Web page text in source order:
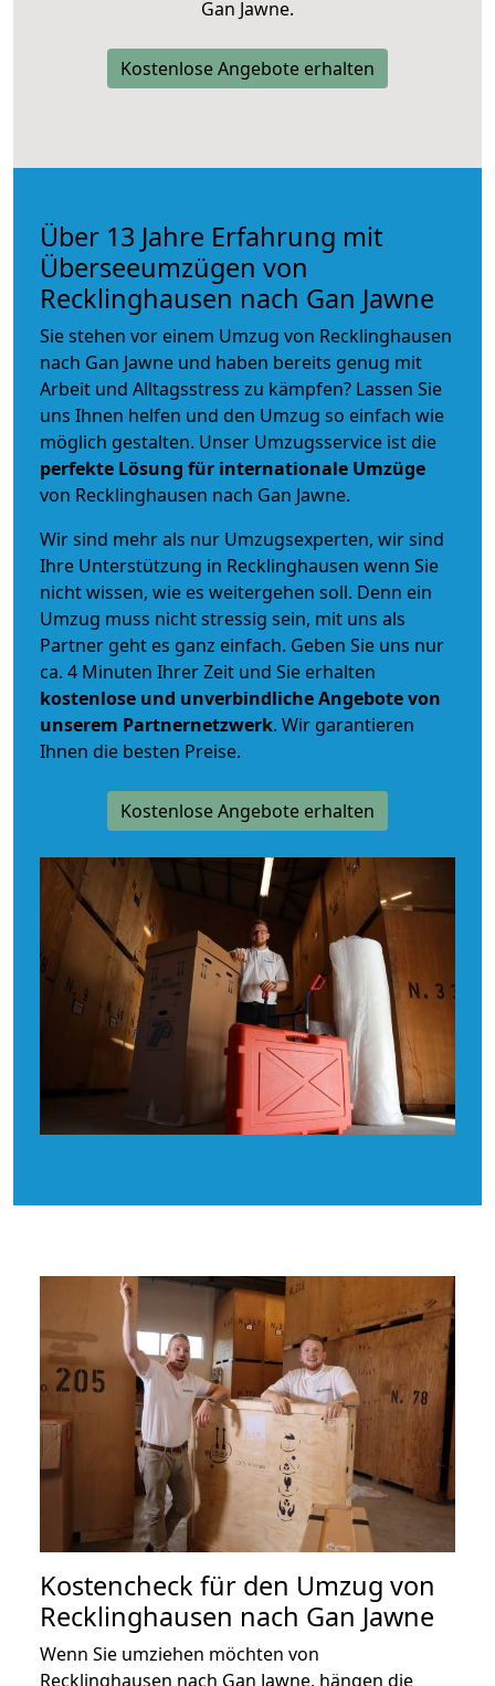
Gan Jawne.
Kostenlose Angebote erhalten
Über 13 Jahre Erfahrung mit
Überseeumzügen von
Recklinghausen nach Gan Jawne
Sie stehen vor einem Umzug von Recklinghausen
nach Gan Jawne und haben bereits genug mit
Arbeit und Alltagsstress zu kämpfen? Lassen Sie
uns Ihnen helfen und den Umzug so einfach wie
möglich gestalten. Unser Umzugsservice ist die
perfekte Lösung für internationale Umzüge
von Recklinghausen nach Gan Jawne.
Wir sind mehr als nur Umzugsexperten, wir sind
Ihre Unterstützung in Recklinghausen wenn Sie
nicht wissen, wie es weitergehen soll. Denn ein
Umzug muss nicht stressig sein, mit uns als
Partner geht es ganz einfach. Geben Sie uns nur
ca. 4 Minuten Ihrer Zeit und Sie erhalten
kostenlose und unverbindlicheAngebote von
unserem Partnernetzwerk. Wir garantieren
Ihnen die besten Preise.
Kostenlose Angebote erhalten
Kostencheck für den Umzug von
Recklinghausen nach Gan Jawne
Wenn Sie umziehen möchten von
Recklinghausen nach Gan Jawne, hängen die